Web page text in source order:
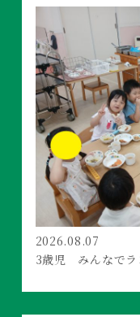
2026.08.07
3歳児 みんなで